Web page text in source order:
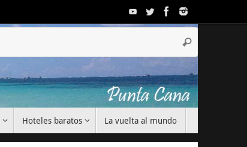
Buscar
Hoteles baratos La vuelta al mundo